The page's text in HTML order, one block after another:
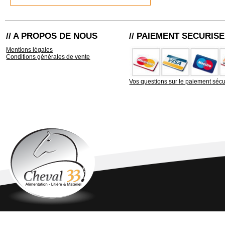
// A PROPOS DE NOUS
Mentions légales
Conditions générales de vente
// PAIEMENT SECURISE
Vos questions sur le paiement